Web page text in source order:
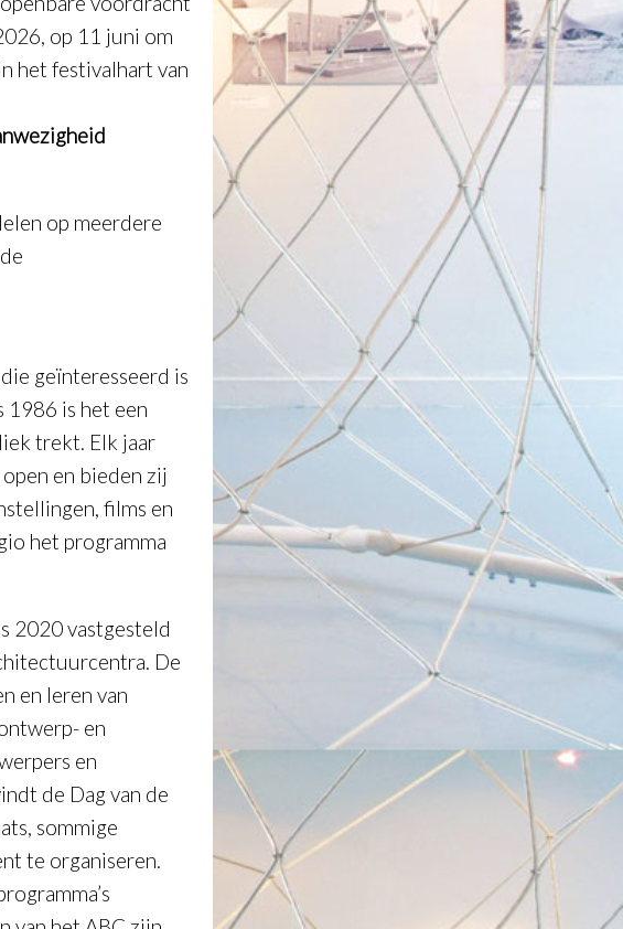
op 11 juni om
het festivalhart van
op meerdere
geïnteresseerd is
is het een
trekt. Elk jaar
en bieden zij
films en
het programma
2020 vastgesteld
De
en leren van
en
en
de Dag van de
sommige
te organiseren.